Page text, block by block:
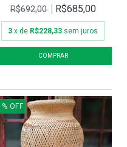
R$692,00
R$685,00
3 x de R$228,33 sem juros
% OFF